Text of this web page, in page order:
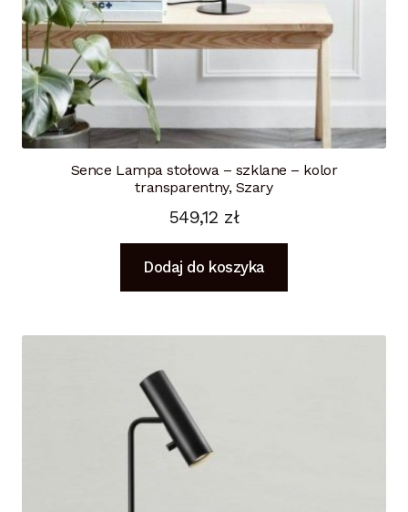
Sence Lampa stołowa – szklane – kolor
transparentny, Szary
549,12 zł
Dodaj do koszyka